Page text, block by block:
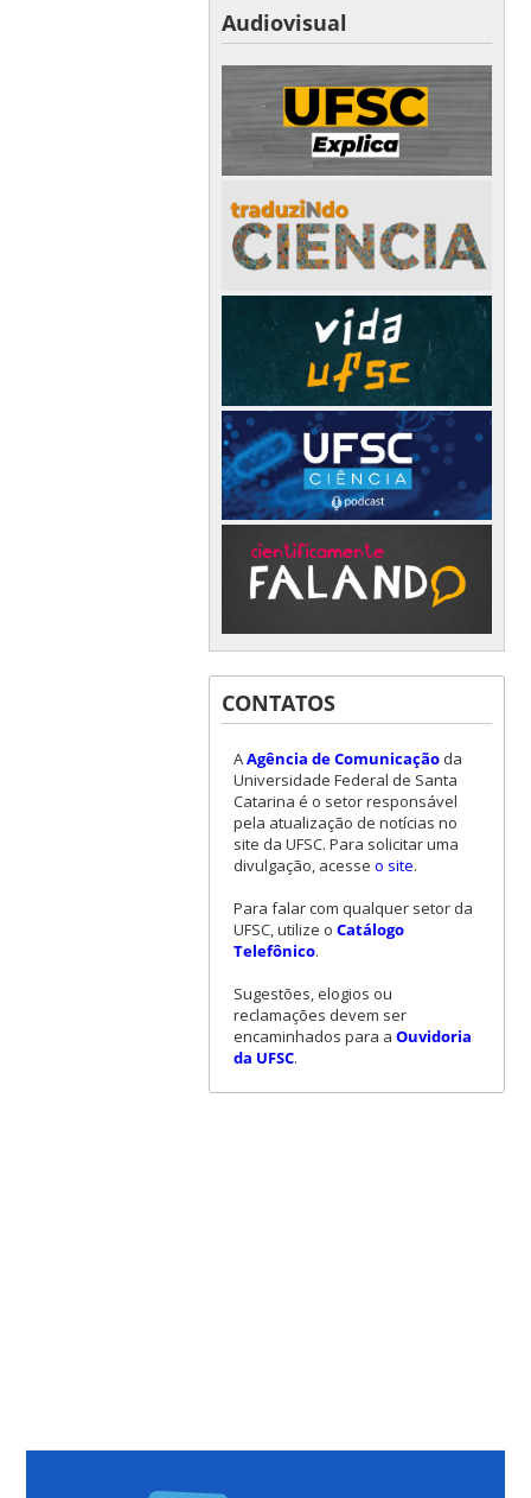
Audiovisual
CONTATOS
AAgência de Comunicaçãoda
Universidade Federal de Santa
Catarina é o setor responsável
pela atualização de notícias no
site da UFSC. Para solicitar uma
divulgação, acesse o site.
Para falar com qualquer setor da
UFSC, utilize o Catálogo
Telefônico.
Sugestões, elogios ou
reclamações devem ser
encaminhados para a Ouvidoria
da UFSC.